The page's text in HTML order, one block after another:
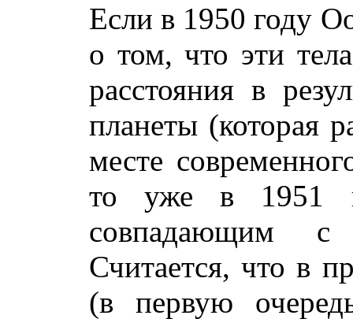
Если в 1950 году
о том, что эти
расстояния в
планеты (которая
месте
то уже в 1951
совпадающим с
Считается, что в
(в первую